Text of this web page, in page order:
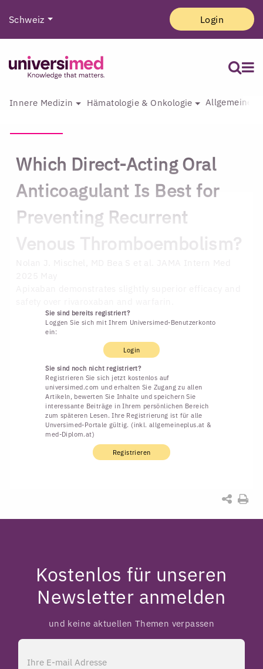
Schweiz Login
Innere Medizin Hämatologie & Onkologie Allgemeine
Which Direct-Acting Oral
Anticoagulant Is Best for
Preventing Recurrent
Venous Thromboembolism?
Sie sind bereits registriert?
Loggen Sie sich mit Ihrem Universimed-Benutzerkonto
ein:
Login
Sie sind noch nicht registriert?
Registrieren Sie sich jetzt kostenlos auf
universimed.com und erhalten Sie Zugang zu allen
Artikeln, bewerten Sie Inhalte und speichern Sie
interessante Beiträge in Ihrem persönlichen Bereich
zum späteren Lesen. Ihre Registrierung ist für alle
Unversimed-Portale gültig. (inkl. allgemeineplus.at &
med-Diplom.at)
Registrieren
Kostenlos für unseren
Newsletter anmelden
und keine aktuellen Themen verpassen